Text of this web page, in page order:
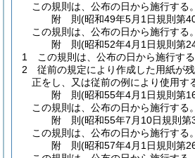
この規則は、公布の日から施行する。
附 則(昭和49年5月1日規則第
この規則は、公布の日から施行する。
附 則(昭和52年4月1日規則第
1
この規則は、公布の日から施行する
2
従前の規定により作成した用紙が
正をし、又は従前の例により使用す
附 則(昭和55年4月1日規則第
この規則は、公布の日から施行する。
附 則(昭和55年7月10日規則第
この規則は、公布の日から施行する。
附 則(昭和57年4月1日規則第